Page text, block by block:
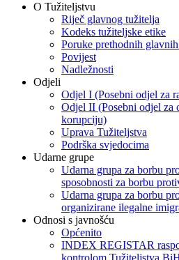
O Tužiteljstvu
Riječ glavnog tužitelja
Kodeks tužiteljske etike
Poruke prethodnih
Povijest
Nadležnosti
Odjeli
Odjel I (Posebni odjel za
Odjel II (Posebni odjel za
korupciju)
Uprava Tužiteljstva
Podrška svjedocima
Udarne grupe
Udarna grupa za borbu
sposobnosti za borbu
Udarna grupa za borbu
organizirane ilegalne
Odnosi s javnošću
Općenito
INDEX REGISTAR